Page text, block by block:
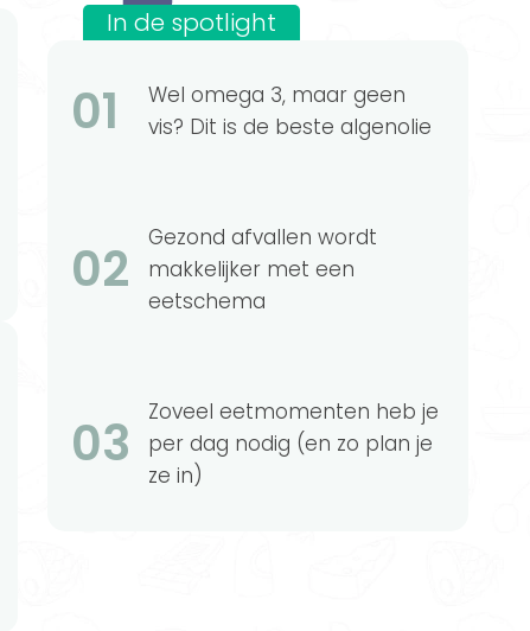
In de spotlight
01
Wel omega 3, maar geen
vis? Dit is de beste algenolie
02
Gezond afvallen wordt
makkelijker met een
eetschema
03
Zoveel eetmomenten heb je
per dag nodig (en zo plan je
ze in)